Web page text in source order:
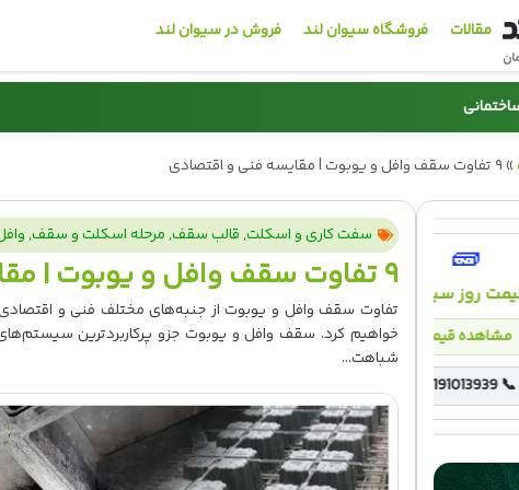
مقالات فروشگاه سیوان لند فروش در سیوان لند
میلگرد »۹ تفاوت سقف وافل و یوبوت | مقایسه فنی و اقتصادی
🏗️
قیمت روز میلگرد
مشاهده قیمت
🧱
قیمت روز سیمان
مشاهده قیمت
02191013939 📞
سفت کاری و اسکلت,قالب سقف,مرحله اسکلت و سقف,
۹ تفاوت سقف وافل و یوبوت | مقایسه فنی و اقتصادی
تفاوت سقف وافل و یوبوت از جنبه‌های مختلف فنی و
خواهیم کرد. سقف وافل و یوبوت جزو پرکاربردترین
شباهت...